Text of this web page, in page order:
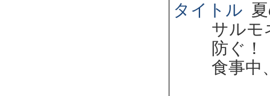
タイトル
サルモ
防ぐ
食事中